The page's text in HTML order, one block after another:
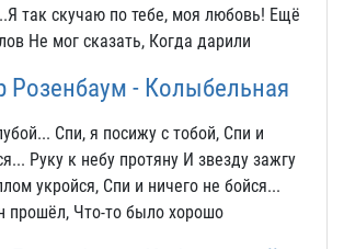
так скучаю по тебе, моя любовь! Ещё
Не мог сказать, Когда дарили
Розенбаум - Колыбельная
Спи, я посижу с тобой, Спи и
Руку к небу протяну И звезду зажгу
укройся, Спи и ничего не бойся...
прошёл, Что-то было хорошо